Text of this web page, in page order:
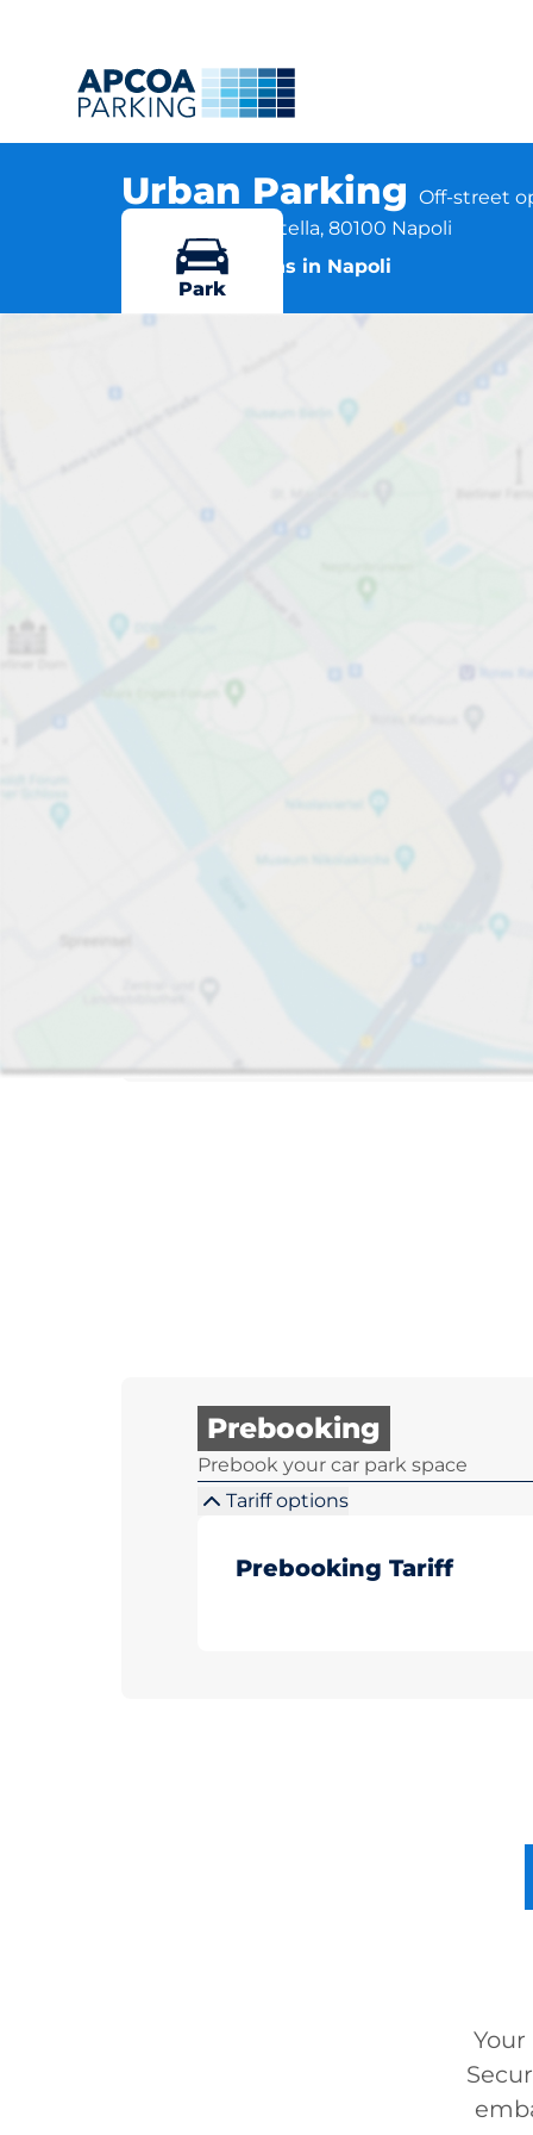
Urban Parking Off-street
Piazza Immacolatella, 80100 Napoli
More locations in Napoli
Park
Open now
from €5.00
Pricing and payment
Prebooking
Prebook your car park space
Tariff options
Prebooking Tariff